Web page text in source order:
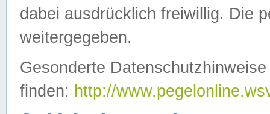
dabei ausdrücklich freiwillig. Die
weitergegeben.
Gesonderte
finden: http://